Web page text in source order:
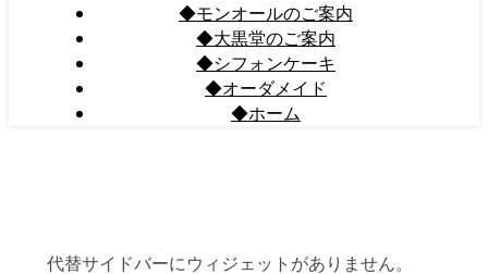
◆モンオールのご案内
◆大黒堂のご案内
◆シフォンケーキ
◆オーダメイド
◆ホーム
代替サイドバーにウィジェットがありません。